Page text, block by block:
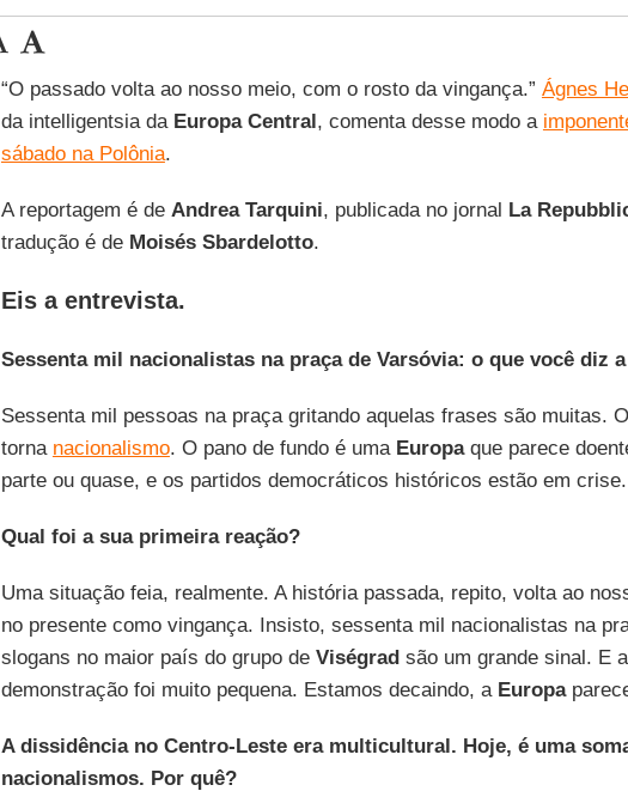
“O passado volta ao nosso meio, com o rosto da vingança.” Ágnes
da intelligentsia da Europa Central, comenta desse modo a
sábado na Polônia.
A reportagem é de Andrea Tarquini, publicada no jornal La
tradução é de Moisés Sbardelotto.
Eis a entrevista.
Sessenta mil nacionalistas na praça de Varsóvia: o que você diz
Sessenta mil pessoas na praça gritando aquelas frases são muitas. O
torna nacionalismo. O pano de fundo é uma Europaque parece
parte ou quase, e os partidos democráticos históricos estão em crise.
Qual foi a sua primeira reação?
Uma situação feia, realmente. A história passada, repito, volta ao
no presente como vingança. Insisto, sessenta mil nacionalistas na
slogans no maior país do grupo de Viségradsão um grande sinal. E
demonstração foi muito pequena. Estamos decaindo, a Europa
A dissidência no Centro-Leste era multicultural. Hoje, é uma
nacionalismos. Por quê?